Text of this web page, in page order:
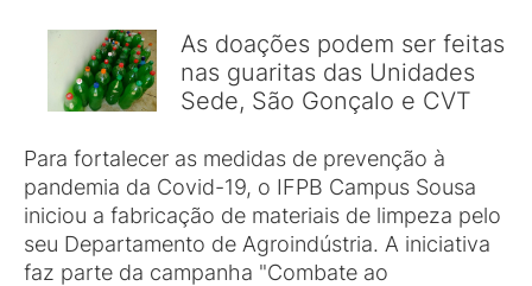
As doações podem ser feitas
nas guaritas das Unidades
Sede, São Gonçalo e CVT
Para fortalecer as medidas de prevenção à
pandemia da Covid-19, o IFPB Campus Sousa
iniciou a fabricação de materiais de limpeza pelo
seu Departamento de Agroindústria. A iniciativa
faz parte da campanha "Combate ao